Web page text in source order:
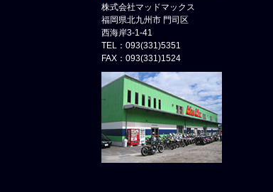
株式会社マッドマックス
福岡県北九州市 門司区
西海岸3-1-41
TEL：093(331)5351
FAX：093(331)1524